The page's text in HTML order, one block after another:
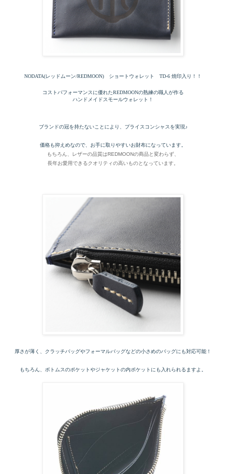
NODATA(レッドムーン/REDMOON) ショートウォレット TD-6 焼印入り！！
コストパフォーマンスに優れたREDMOONの熟練の職人が作る
ハンドメイドスモールウォレット！
ブランドの冠を持たないことにより、プライスコンシャスを実現♪
価格も抑えめなので、お手に取りやすいお財布になっています。
もちろん、レザーの品質はREDMOONの商品と変わらず、
長年お愛用できるクオリティの高いものとなっています。
厚さが薄く、クラッチバッグやフォーマルバッグなどの小さめのバッグにも対応可能！
もちろん、ボトムスのポケットやジャケットの内ポケットにも入れられるますよ。